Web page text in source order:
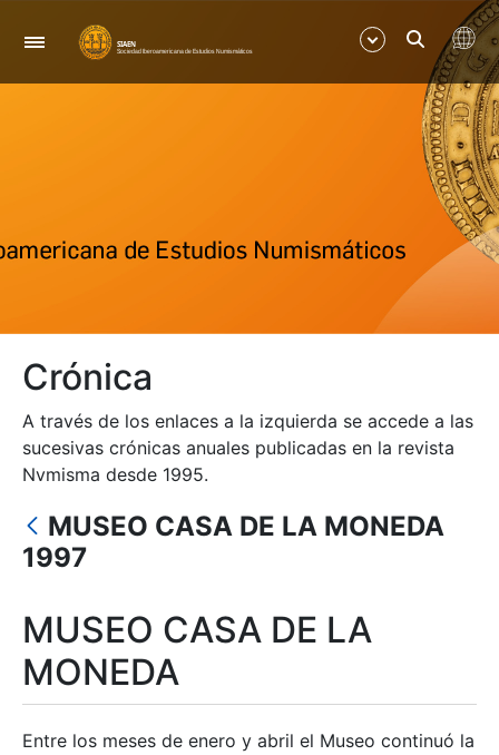
Nabigazioa
Erakutsi/Ezkutatu
Erakutsi/Ezkutatu
Crónica
A través de los enlaces a la izquierda se accede a las
sucesivas crónicas anuales publicadas en la revista
Nvmisma desde 1995.
MUSEO CASA DE LA MONEDA
1997
MUSEO CASA DE LA
MONEDA
Entre los meses de enero y abril el Museo continuó la